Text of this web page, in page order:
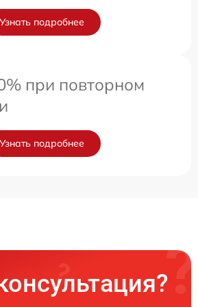
Узнать подробнее
при повторном
Узнать подробнее